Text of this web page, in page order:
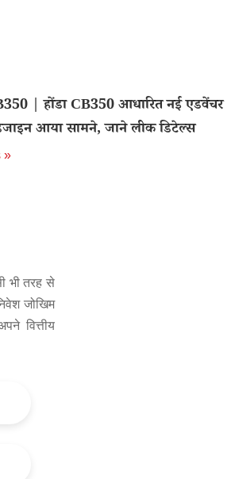
| होंडा CB350 आधारित नई एडवेंचर
आया सामने, जाने लीक डिटेल्स
»
भी तरह से
जोखिम
वित्तीय